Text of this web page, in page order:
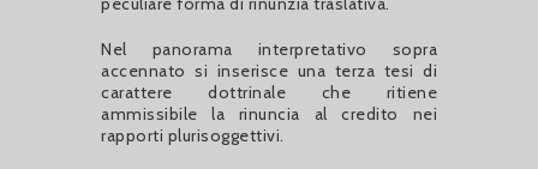
Nel panorama interpretativo sopra
accennato si inserisce una terza tesi di
carattere dottrinale che ritiene
ammissibile la rinuncia al credito nei
rapporti plurisoggettivi.